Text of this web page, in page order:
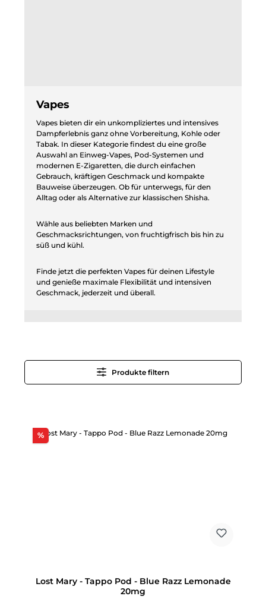
Vapes
Vapes bieten dir ein unkompliziertes und intensives
Dampferlebnis ganz ohne Vorbereitung, Kohle oder
Tabak. In dieser Kategorie findest du eine große
Auswahl an Einweg-Vapes, Pod-Systemen und
modernen E-Zigaretten, die durch einfachen
Gebrauch, kräftigen Geschmack und kompakte
Bauweise überzeugen. Ob für unterwegs, für den
Alltag oder als Alternative zur klassischen Shisha.
Wähle aus beliebten Marken und
Geschmacksrichtungen, von fruchtigfrisch bis hin zu
süß und kühl.
Finde jetzt die perfekten Vapes für deinen Lifestyle
und genieße maximale Flexibilität und intensiven
Geschmack, jederzeit und überall.
Produkte filtern
%Rabatt
Lost Mary - Tappo Pod - Blue Razz Lemonade
20mg